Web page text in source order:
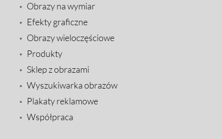
Obrazy na wymiar
Efekty graficzne
Obrazy wieloczęściowe
Produkty
Sklep z obrazami
Wyszukiwarka obrazów
Plakaty reklamowe
Współpraca